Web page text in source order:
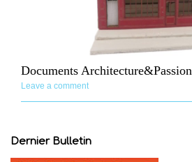
Documents Architecture&Passion
Leave a comment
Dernier Bulletin